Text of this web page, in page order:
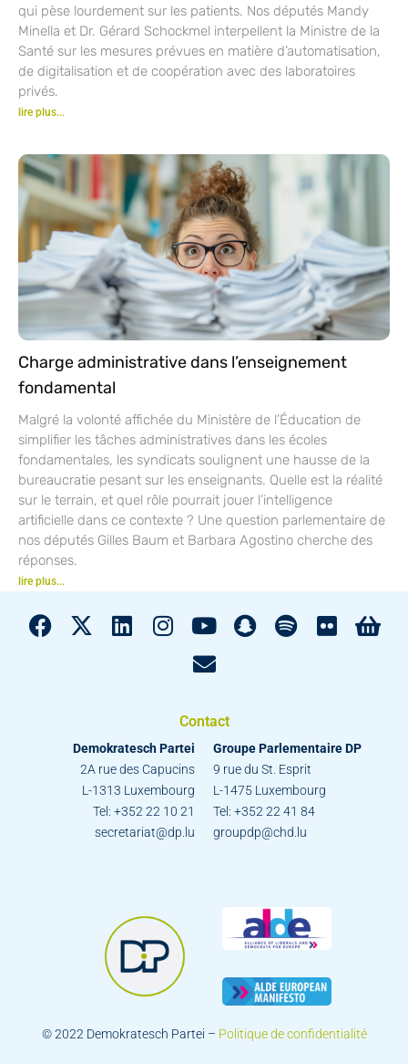
qui pèse lourdement sur les patients. Nos députés Mandy
Minella et Dr. Gérard Schockmel interpellent la Ministre de la
Santé sur les mesures prévues en matière d’automatisation,
de digitalisation et de coopération avec des laboratoires
privés.
lire plus...
Charge administrative dans l’enseignement
fondamental
Malgré la volonté affichée du Ministère de l’Éducation de
simplifier les tâches administratives dans les écoles
fondamentales, les syndicats soulignent une hausse de la
bureaucratie pesant sur les enseignants. Quelle est la réalité
sur le terrain, et quel rôle pourrait jouer l’intelligence
artificielle dans ce contexte ? Une question parlementaire de
nos députés Gilles Baum et Barbara Agostino cherche des
réponses.
lire plus...
Contact
Demokratesch Partei
2A rue des Capucins
L-1313 Luxembourg
Tel: +352 22 10 21
secretariat@dp.lu
Groupe Parlementaire DP
9 rue du St. Esprit
L-1475 Luxembourg
Tel: +352 22 41 84
groupdp@chd.lu
© 2022 Demokratesch Partei – Politique de confidentialité